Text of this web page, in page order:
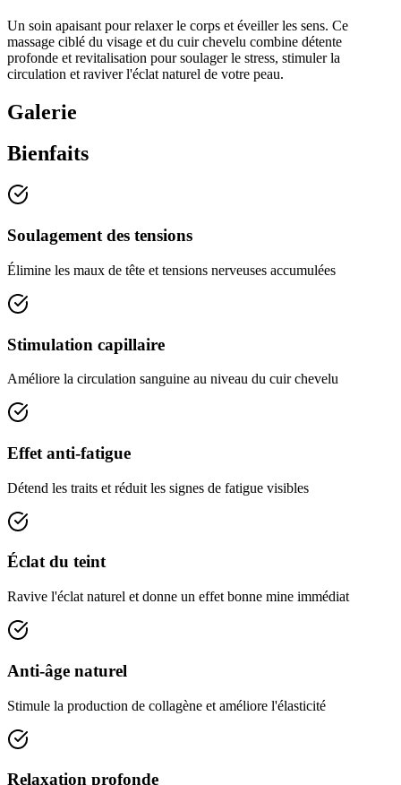
Un soin apaisant pour relaxer le corps et éveiller les sens. Ce
massage ciblé du visage et du cuir chevelu combine détente
profonde et revitalisation pour soulager le stress, stimuler la
circulation et raviver l'éclat naturel de votre peau.
Galerie
Bienfaits
Soulagement des tensions
Élimine les maux de tête et tensions nerveuses accumulées
Stimulation capillaire
Améliore la circulation sanguine au niveau du cuir chevelu
Effet anti-fatigue
Détend les traits et réduit les signes de fatigue visibles
Éclat du teint
Ravive l'éclat naturel et donne un effet bonne mine immédiat
Anti-âge naturel
Stimule la production de collagène et améliore l'élasticité
Relaxation profonde